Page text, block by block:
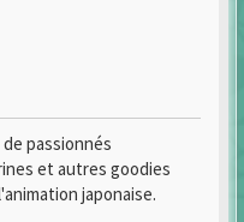
passionnés
et autres goodies
japonaise.